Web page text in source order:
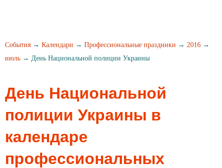
События → Календари → Профессиональные праздники → 2016 →
июль → День Национальной полиции Украины
День Национальной
полиции Украины в
календаре
профессиональных